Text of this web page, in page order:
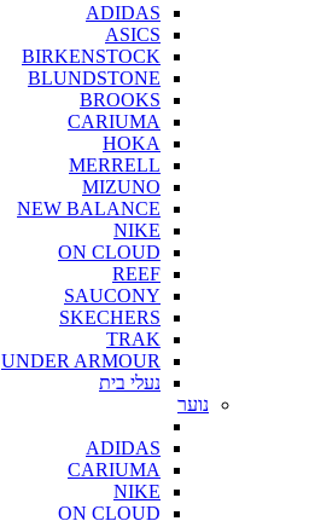
ADIDAS
ASICS
BIRKENSTOCK
BLUNDSTONE
BROOKS
CARIUMA
HOKA
MERRELL
MIZUNO
NEW BALANCE
NIKE
ON CLOUD
REEF
SAUCONY
SKECHERS
TRAK
UNDER ARMOUR
נעלי בית
נוער
ADIDAS
CARIUMA
NIKE
ON CLOUD